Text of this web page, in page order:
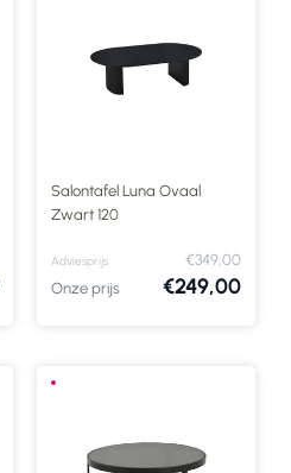
Salontafel Luna Ovaal
Zwart 120
Adviesprijs
€349,00
Onze prijs
€249,00